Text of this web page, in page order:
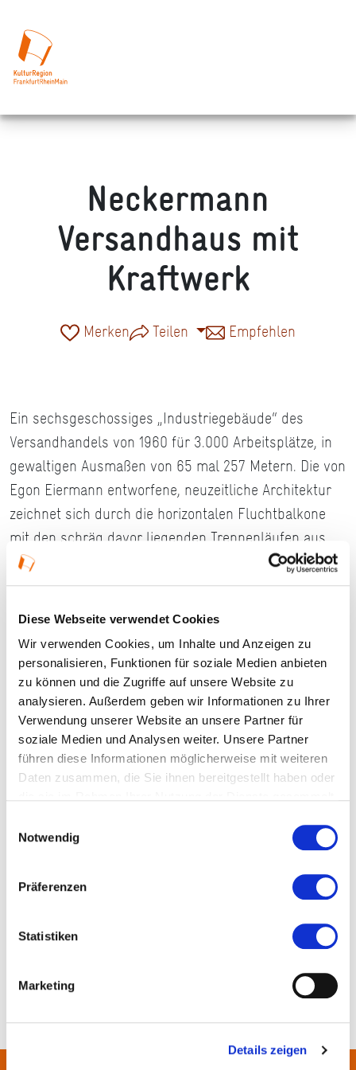
Diese Webseite verwendet Cookies
Wir verwenden Cookies, um Inhalte und Anzeigen zu
personalisieren, Funktionen für soziale Medien anbieten
zu können und die Zugriffe auf unsere Website zu
analysieren. Außerdem geben wir Informationen zu Ihrer
Verwendung unserer Website an unsere Partner für
soziale Medien und Analysen weiter. Unsere Partner
führen diese Informationen möglicherweise mit weiteren
Daten zusammen, die Sie ihnen bereitgestellt haben oder
Notwendig
Präferenzen
Statistiken
Marketing
Details zeigen
Neckermann
Versandhaus mit
Kraftwerk
Merken Teilen Empfehlen
Ein sechsgeschossiges „Industriegebäude“ des
Versandhandels von 1960 für 3.000 Arbeitsplätze, in
gewaltigen Ausmaßen von 65 mal 257 Metern. Die von
Egon Eiermann entworfene, neuzeitliche Architektur
zeichnet sich durch die horizontalen Fluchtbalkone
mit den schräg davor liegenden Treppenläufen aus.
Das Ensemble, einschließlich des Kraftwerks in
konstruktivistischer Formgebung, steht seit Längerem
für eine Umnutzung zur Verfügung.
Stand: 2015
#Lokaler Routenführer Frankfurt am Main
Ort und Anfahrt
60386 Frankfurt am Main